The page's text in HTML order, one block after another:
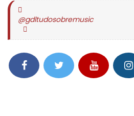
@gdltudosobremusic